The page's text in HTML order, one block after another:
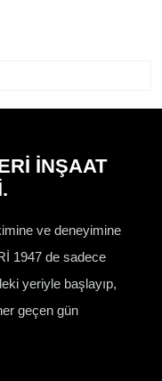
İNŞAAT
ve deneyimine
1947 de sadece
yeriyle başlayıp,
geçen gün